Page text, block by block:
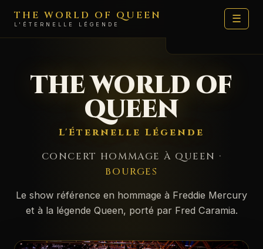
THE WORLD OF QUEEN
L'ÉTERNELLE LÉGENDE ☰
DATES
FAN ZONE
MÉDIAS
MOI
CONTACT PROD
THE WORLD OF
QUEEN
L'Éternelle Légende
CONCERT HOMMAGE À QUEEN ·
BOURGES
Le show référence en hommage à Freddie Mercury
et à la légende Queen, porté par Fred Caramia.